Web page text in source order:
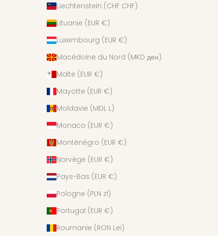
Liechtenstein (CHF CHF)
Lituanie (EUR €)
Luxembourg (EUR €)
Macédoine du Nord (MKD ден)
Malte (EUR €)
Mayotte (EUR €)
Moldavie (MDL L)
Monaco (EUR €)
Monténégro (EUR €)
Norvège (EUR €)
Pays-Bas (EUR €)
Pologne (PLN zł)
Portugal (EUR €)
Roumanie (RON Lei)